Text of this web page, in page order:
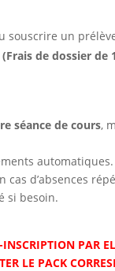
souscrire un
(Frais de dossier de
séance de cours,
automatiques.
cas d’absences
si besoin.
PAR
LE PACK